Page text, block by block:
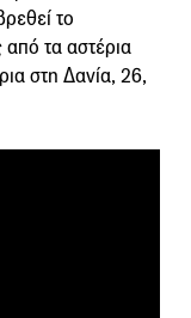
το
τα αστέρια
στη Δανία, 26,